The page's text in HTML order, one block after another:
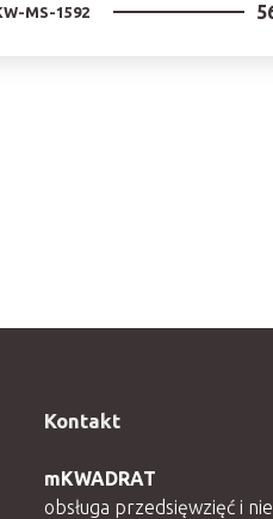
MS-1592
Kontakt
mKWADRAT
obsługa przedsięwzięć i